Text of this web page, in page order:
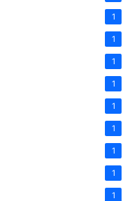
1
1
1
1
1
1
1
1
1